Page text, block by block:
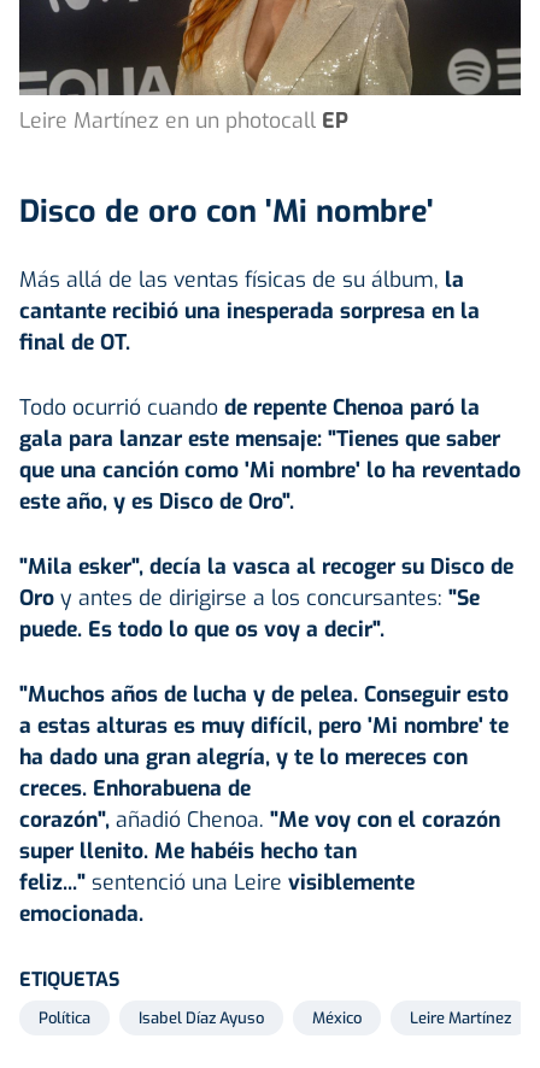
Leire Martínez en un photocall EP
Disco de oro con 'Mi nombre'
Más allá de las ventas físicas de su álbum, la
cantante recibió una inesperada sorpresa en la
final de OT.
Todo ocurrió cuando de repente Chenoa paró la
gala para lanzar este mensaje: "Tienes que saber
que una canción como 'Mi nombre' lo ha reventado
este año, y es Disco de Oro".
"Mila esker", decía la vasca al recoger su Disco de
Oro y antes de dirigirse a los concursantes: "Se
puede. Es todo lo que os voy a decir".
"Muchos años de lucha y de pelea. Conseguir esto
a estas alturas es muy difícil, pero 'Mi nombre' te
ha dado una gran alegría, y te lo mereces con
creces. Enhorabuena de
corazón", añadió Chenoa. "Me voy con el corazón
super llenito. Me habéis hecho tan
feliz..." sentenció una Leire visiblemente
emocionada.
ETIQUETAS
Política Isabel Díaz Ayuso México Leire Martínez